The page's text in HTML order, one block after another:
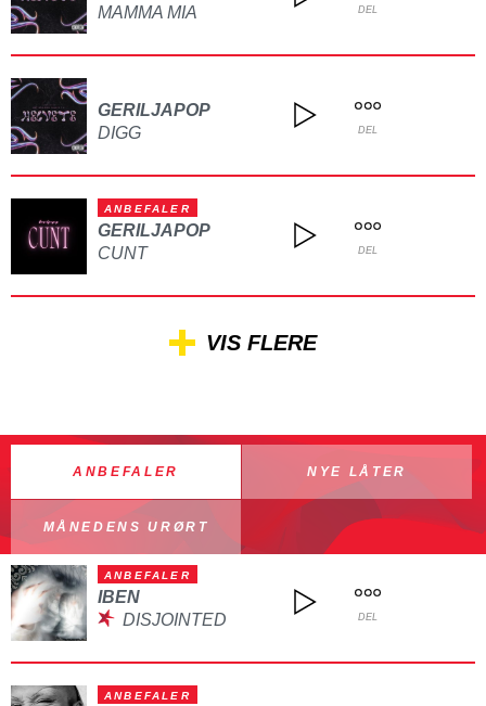
MAMMA MIA
DEL
GERILJAPOP
DIGG
DEL
ANBEFALER
GERILJAPOP
CUNT
DEL
VIS FLERE
ANBEFALER NYE LÅTER
MÅNEDENS URØRT
ANBEFALER
IBEN
DISJOINTED
DEL
ANBEFALER